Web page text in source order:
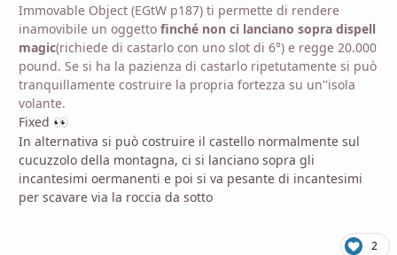
Immovable Object (EGtW p187) ti permette di rendere
inamovibile un oggetto finché non ci lanciano sopra dispell
magic(richiede di castarlo con uno slot di 6°) e regge 20.000
pound. Se si ha la pazienza di castarlo ripetutamente si può
tranquillamente costruire la propria fortezza su un''isola
volante.
Fixed 👀
In alternativa si può costruire il castello normalmente sul
cucuzzolo della montagna, ci si lanciano sopra gli
incantesimi oermanenti e poi si va pesante di incantesimi
per scavare via la roccia da sotto
2